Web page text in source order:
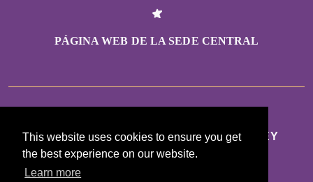
This website uses cookies to ensure you get
the best experience on our website.
Learn more
PÁGINA WEB DE LA SEDE CENTRAL
GIRLS ON THE RUN SHENANDOAH VALLEY
420 GLEN LEA CT